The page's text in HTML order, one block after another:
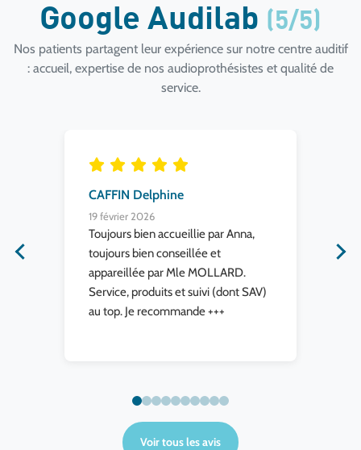
Google Audilab (5/5)
Nos patients partagent leur expérience sur notre centre auditif
: accueil, expertise de nos audioprothésistes et qualité de
service.
CAFFIN Delphine
19 février 2026
Toujours bien accueillie par Anna,
toujours bien conseillée et
appareillée par Mle MOLLARD.
Service, produits et suivi (dont SAV)
au top. Je recommande +++
Voir tous les avis